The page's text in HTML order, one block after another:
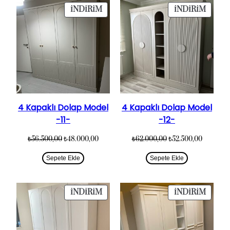
İNDIRIMİNDIRIMDEKI
ÜRÜN
4 Kapaklı Dolap Model
-11-
₺56.500,00Orijinal
₺56.500,00.
₺48.000,00Şu
Sepete Ekle
İNDIRIM
ÜRÜN
4 Kapaklı Dolap Model
-12-
₺62.000,00 Orijinal
₺62.000,00.
₺52.500,00Şu
Sepete Ekle
İNDIRIMİNDIRIMDEKI
ÜRÜN
İNDIRIM
ÜRÜN